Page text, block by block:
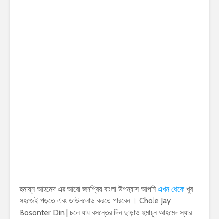
হুমায়ূন আহমেদ এর আরো জনপ্রিয় বাংলা উপন্যাস আপনি এখন থেকে খুব
সহজেই পড়তে এবং ডাউনলোড করতে পারবেন । Chole Jay
Bosonter Din | চলে যায় বসন্তের দিন ছাড়াও হুমায়ূন আহমেদ স্যার